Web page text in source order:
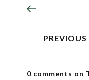
0 comments on